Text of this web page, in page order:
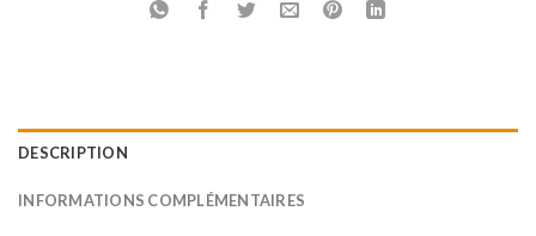
DESCRIPTION
INFORMATIONS COMPLÉMENTAIRES